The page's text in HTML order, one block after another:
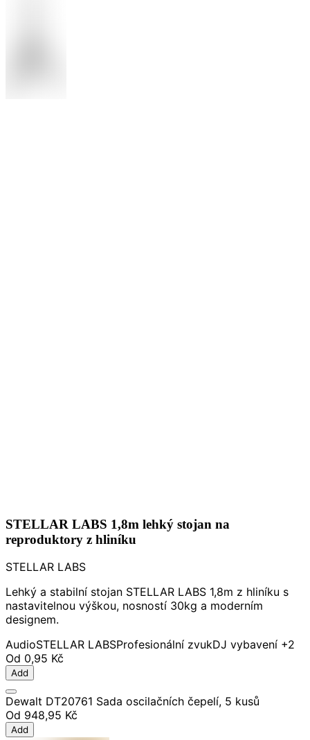
STELLAR LABS 1,8m lehký stojan na
reproduktory z hliníku
STELLAR LABS
Lehký a stabilní stojan STELLAR LABS 1,8m z hliníku s
nastavitelnou výškou, nosností 30kg a moderním
designem.
AudioSTELLAR LABSProfesionální zvukDJ vybavení +2
Od 0,95 Kč
Add
Dewalt DT20761 Sada oscilačních čepelí, 5 kusů
Od 948,95 Kč
Add